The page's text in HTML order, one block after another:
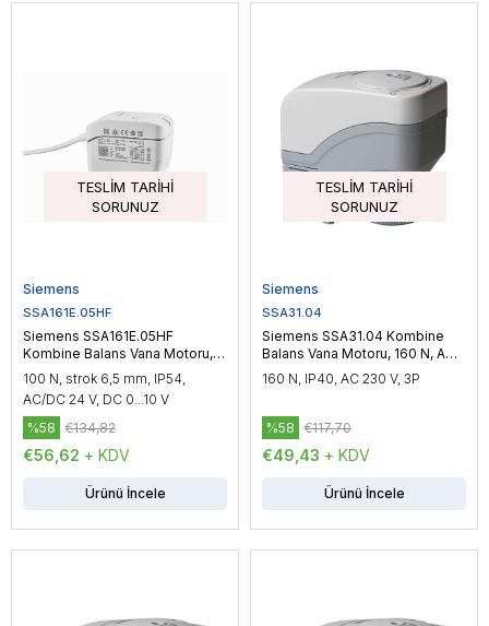
TESLIM TARIHI
SORUNUZ
Siemens
SSA161E.05HF
Siemens SSA161E.05HF
Kombine Balans Vana Motoru,
100 N, AC/DC 24 V, 25 sn
100 N, strok 6,5 mm, IP54,
AC/DC 24 V, DC 0...10 V
€56,62 + KDV
%58 €134,82
Ürünü İncele
TESLIM TARIHI
SORUNUZ
Siemens
SSA31.04
Siemens SSA31.04 Kombine
Balans Vana Motoru, 160 N, AC
230 V, 43 sn
160 N, IP40, AC 230 V, 3P
€49,43 + KDV
%58 €117,70
Ürünü İncele